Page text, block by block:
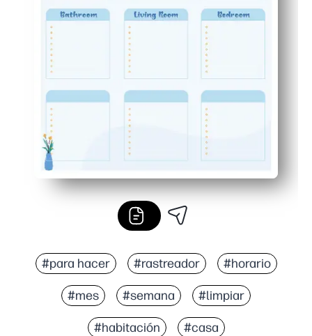
#para hacer #rastreador #horario
#mes #semana #limpiar
#habitación #casa